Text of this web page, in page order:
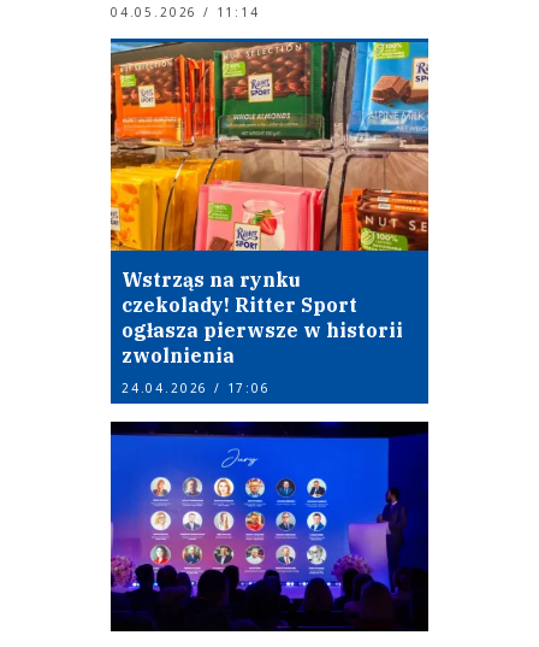
04.05.2026 / 11:14
Wstrząs na rynku
czekolady! Ritter Sport
ogłasza pierwsze w historii
zwolnienia
24.04.2026 / 17:06